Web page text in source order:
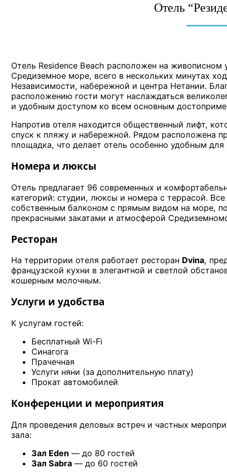
Отель
Отель Residence Beach расположен на живописном
Средиземное море, всего в нескольких минутах
Независимости, набережной и центра Нетании.
расположению гости могут наслаждаться
и удобным доступом ко всем основным
Напротив отеля находится общественный лифт,
спуск к пляжу и набережной. Рядом расположена
площадка, что делает отель особенно удобным для
Номера и люксы
Отель предлагает 96 современных и
категорий: студии, люксы и номера с террасой.
собственным балконом с прямым видом на море,
прекрасными закатами и атмосферой
Ресторан
На территории отеля работает ресторан Dvina,
французской кухни в элегантной и светлой
кошерным молочным.
Услуги и удобства
К услугам гостей:
Бесплатный Wi-Fi
Синагога
Прачечная
Услуги няни (за дополнительную плату)
Прокат автомобилей
Конференции и мероприятия
Для проведения деловых встреч и частных
зала:
Зал Eden — до 80 гостей
Зал Sabra— до 60 гостей